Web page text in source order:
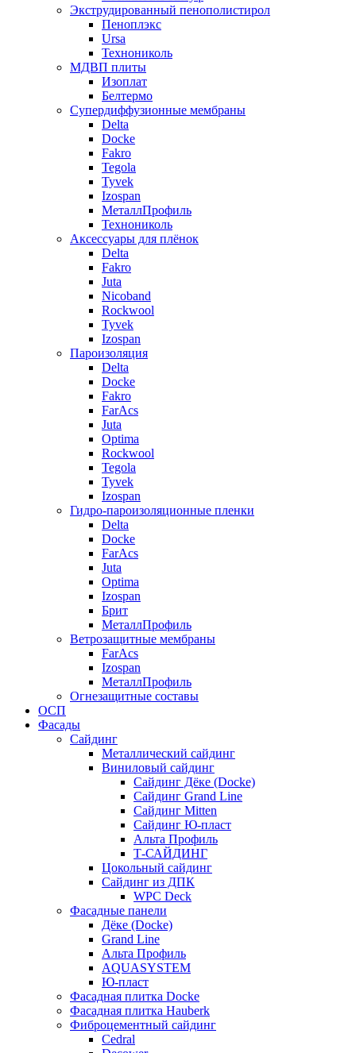
Экструдированный пенополистирол
Пеноплэкс
Ursa
Технониколь
МДВП плиты
Изоплат
Белтермо
Супердиффузионные мембраны
Delta
Docke
Fakro
Tegola
Tyvek
Izospan
МеталлПрофиль
Технониколь
Аксессуары для плёнок
Delta
Fakro
Juta
Nicoband
Rockwool
Tyvek
Izospan
Пароизоляция
Delta
Docke
Fakro
FarAcs
Juta
Optima
Rockwool
Tegola
Tyvek
Izospan
Гидро-пароизоляционные пленки
Delta
Docke
FarAcs
Juta
Optima
Izospan
Брит
МеталлПрофиль
Ветрозащитные мембраны
FarAcs
Izospan
МеталлПрофиль
Огнезащитные составы
ОСП
Фасады
Сайдинг
Металлический сайдинг
Виниловый сайдинг
Сайдинг Дёке (Docke)
Сайдинг Grand Line
Сайдинг Mitten
Сайдинг Ю-пласт
Альта Профиль
Т-САЙДИНГ
Цокольный сайдинг
Сайдинг из ДПК
WPC Deck
Фасадные панели
Дёке (Docke)
Grand Line
Альта Профиль
AQUASYSTEM
Ю-пласт
Фасадная плитка Docke
Фасадная плитка Hauberk
Фиброцементный сайдинг
Cedral